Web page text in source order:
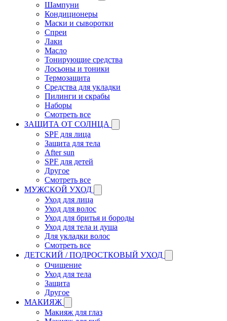
Шампуни
Кондиционеры
Маски и сыворотки
Спреи
Лаки
Масло
Тонирующие средства
Лосьоны и тоники
Термозащита
Средства для укладки
Пилинги и скрабы
Наборы
Смотреть все
ЗАЩИТА ОТ СОЛНЦА
SPF для лица
Защита для тела
After sun
SPF для детей
Другое
Смотреть все
МУЖСКОЙ УХОД
Уход для лица
Уход для волос
Уход для бритья и бороды
Уход для тела и душа
Для укладки волос
Смотреть все
ДЕТСКИЙ / ПОДРОСТКОВЫЙ УХОД
Очищение
Уход для тела
Защита
Другое
МАКИЯЖ
Макияж для глаз